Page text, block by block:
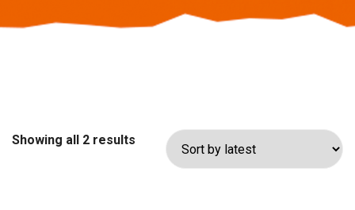
Showing all 2 results Sorted